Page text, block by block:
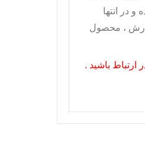
در انتها
، محصول
باشيد .